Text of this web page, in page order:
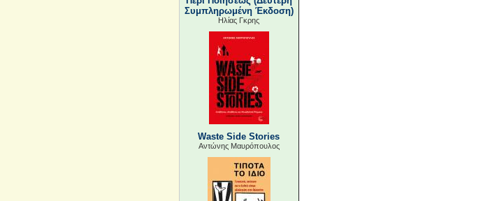
Συμπληρωμένη Έκδοση)
Ηλίας Γκρης
Waste Side Stories
Αντώνης Μαυρόπουλος